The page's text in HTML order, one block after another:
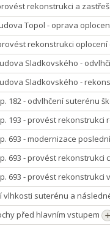
rekonstrukci a
Topol - oprava
rekonstrukci
Sladkovského -
Sladkovského -
182 - odvlhčení suterénu
193 - provést
693 - modernizace
693 - provést
693 - provést rekonstrukci
vlhkosti suterénu a
před hlavním vstupem